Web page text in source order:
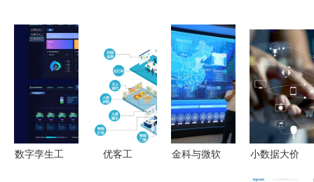
数字孪生工
优客工
金科与微软
小数据大价